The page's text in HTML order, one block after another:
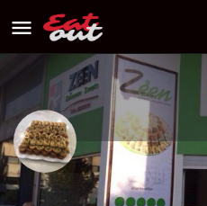
ZEEN - LEBANESE